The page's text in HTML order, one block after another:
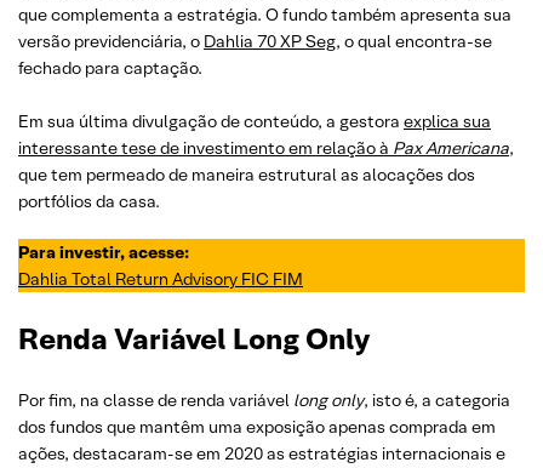
que complementa a estratégia. O fundo também apresenta sua
versão previdenciária, o Dahlia 70 XP Seg, o qual encontra-se
fechado para captação.
Em sua última divulgação de conteúdo, a gestora explica sua
interessante tese de investimento em relação à Pax Americana,
que tem permeado de maneira estrutural as alocações dos
portfólios da casa.
Para investir, acesse:
Dahlia Total Return Advisory FIC FIM
Renda Variável Long Only
Por fim, na classe de renda variável long only, isto é, a categoria
dos fundos que mantêm uma exposição apenas comprada em
ações, destacaram-se em 2020 as estratégias internacionais e